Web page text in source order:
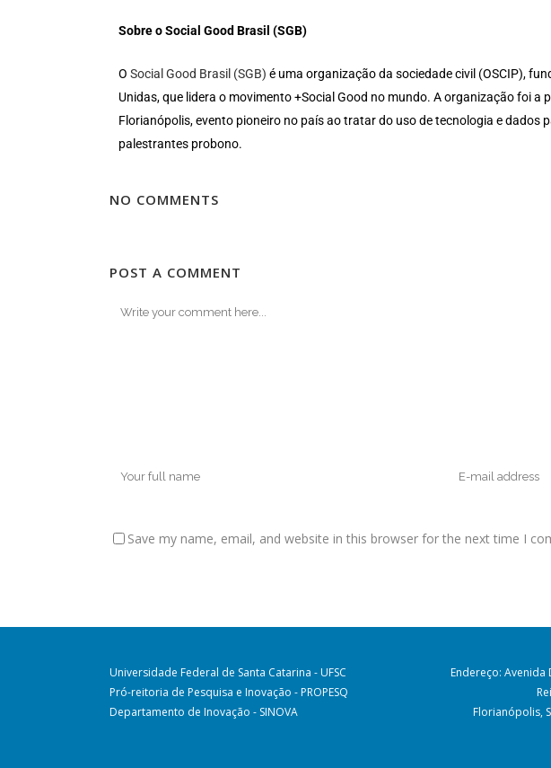
Sobre o Social Good Brasil (SGB)
O Social Good Brasil (SGB) é uma organização da sociedade civil (OSCIP),
Unidas, que lidera o movimento +Social Good no mundo. A organização foi
Florianópolis, evento pioneiro no país ao tratar do uso de tecnologia e
palestrantes probono.
NO COMMENTS
POST A COMMENT
Save my name, email, and website in this browser for the next time I
Universidade Federal de Santa Catarina - UFSC
Pró-reitoria de Pesquisa e Inovação - PROPESQ
Departamento de Inovação - SINOVA
Endereço: Avenida
Florianópolis,